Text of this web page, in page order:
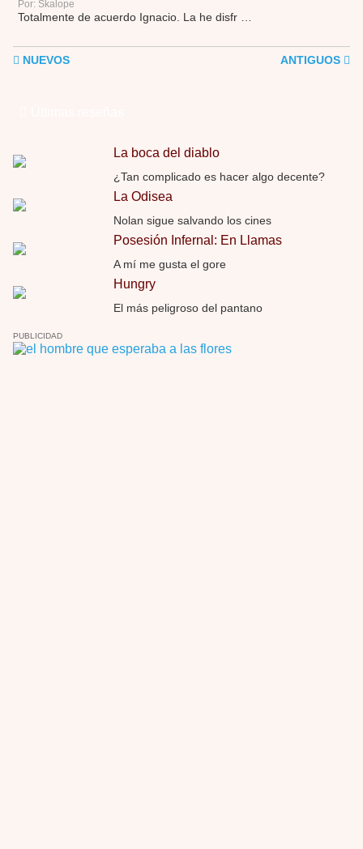
Por: Skalope
Totalmente de acuerdo Ignacio. La he disfr …
NUEVOS ANTIGUOS
La boca del diablo
¿Tan complicado es hacer algo decente?
La Odisea
Nolan sigue salvando los cines
Posesión Infernal: En Llamas
A mí me gusta el gore
Hungry
El más peligroso del pantano
PUBLICIDAD